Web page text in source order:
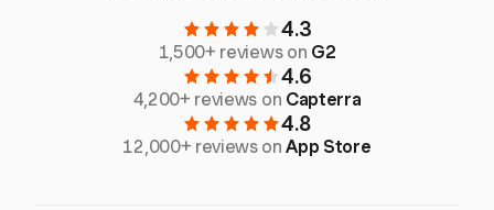
4.3
1,500+ reviews on G2
4.6
4,200+ reviews on Capterra
4.8
12,000+ reviews onApp Store